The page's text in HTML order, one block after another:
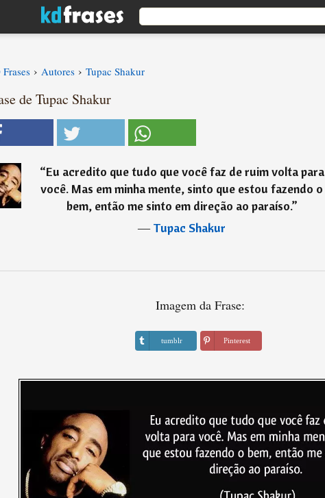
› Autores › Tupac Shakur
de Tupac Shakur
“Eu acredito que tudo que você faz de ruim volta para
você. Mas em minha mente, sinto que estou fazendo o
bem, então me sinto em direção ao paraíso.”
―Tupac Shakur
Imagem da Frase:
tumblr Pinterest